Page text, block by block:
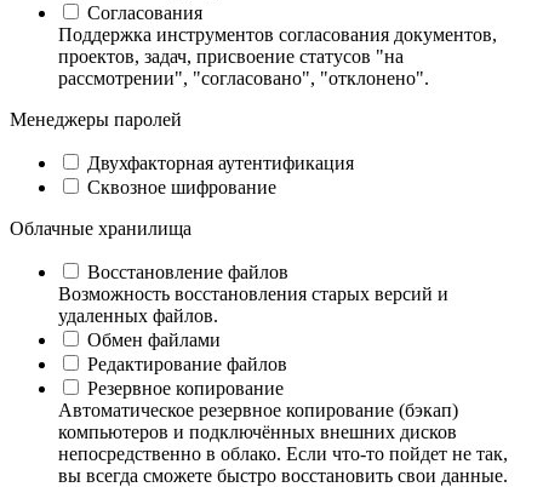
Согласования
Поддержка инструментов согласования документов,
проектов, задач, присвоение статусов "на
рассмотрении", "согласовано", "отклонено".
Менеджеры паролей
Двухфакторная аутентификация
Сквозное шифрование
Облачные хранилища
Восстановление файлов
Возможность восстановления старых версий и
удаленных файлов.
Обмен файлами
Редактирование файлов
Резервное копирование
Автоматическое резервное копирование (бэкап)
компьютеров и подключённых внешних дисков
непосредственно в облако. Если что-то пойдет не так,
вы всегда сможете быстро восстановить свои данные.